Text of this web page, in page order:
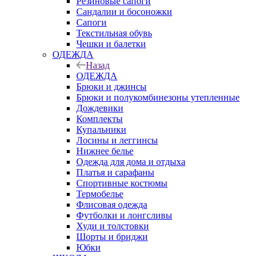
Сандалии и босоножки
Сапоги
Текстильная обувь
Чешки и балетки
ОДЕЖДА
Назад
ОДЕЖДА
Брюки и джинсы
Брюки и полукомбинезоны утепленные
Дождевики
Комплекты
Купальники
Лосины и леггинсы
Нижнее белье
Одежда для дома и отдыха
Платья и сарафаны
Спортивные костюмы
Термобелье
Флисовая одежда
Футболки и лонгсливы
Худи и толстовки
Шорты и бриджи
Юбки